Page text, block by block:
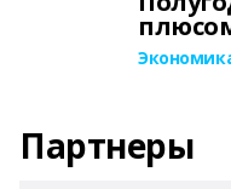
Партнеры